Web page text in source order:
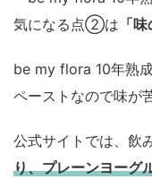
気になる点②は 「
be my flora 10年熟
ペーストなので味が
公式サイトでは、飲
り、プレーンヨーグ